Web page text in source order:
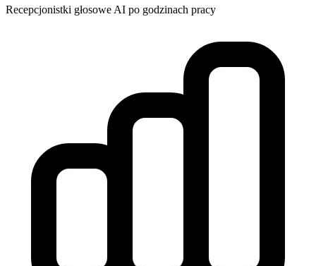
Recepcjonistki głosowe AI po godzinach pracy